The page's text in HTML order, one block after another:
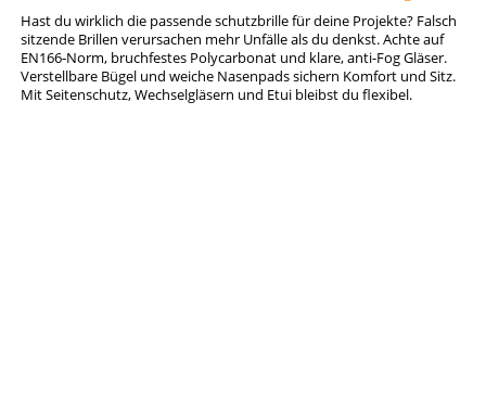
Hast du wirklich die passende schutzbrille für deine Projekte? Falsch
sitzende Brillen verursachen mehr Unfälle als du denkst. Achte auf
EN166‑Norm, bruchfestes Polycarbonat und klare, anti-Fog Gläser.
Verstellbare Bügel und weiche Nasenpads sichern Komfort und Sitz.
Mit Seitenschutz, Wechselgläsern und Etui bleibst du flexibel.